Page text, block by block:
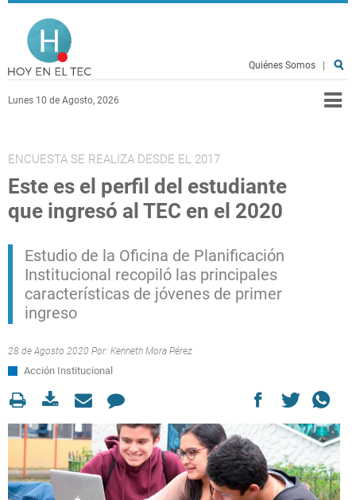
Pasar al contenido principal
Lunes 10 de Agosto, 2026
Quiénes Somos
ENCUESTA SE REALIZA DESDE EL 2017
Este es el perfil del estudiante
que ingresó al TEC en el 2020
Estudio de la Oficina de Planificación
Institucional recopiló las principales
características de jóvenes de primer
ingreso
28 de Agosto 2020 Por: Kenneth Mora Pérez
Acción Institucional